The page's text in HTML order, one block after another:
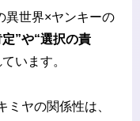
異世界×ヤンキーの
”や“選択の責
います。
ヤの関係性は、